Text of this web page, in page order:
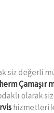
siz değerli
Çamaşır
olarak
hizmetleri